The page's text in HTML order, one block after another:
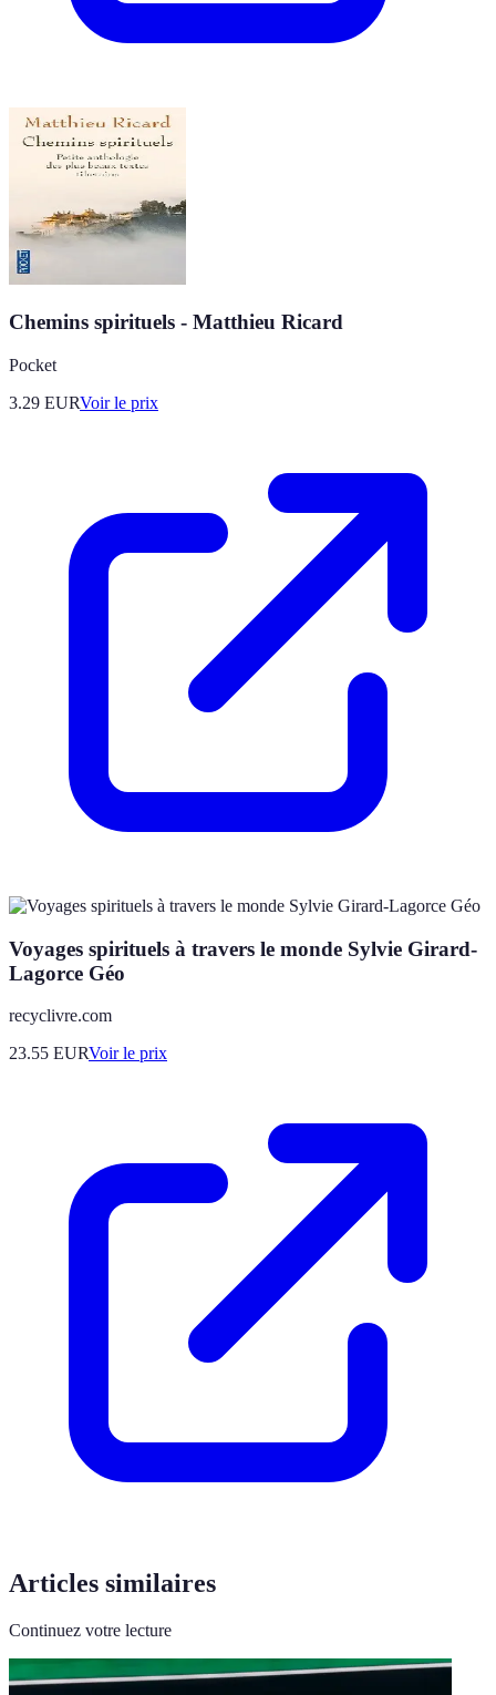
Chemins spirituels - Matthieu Ricard
Pocket
3.29 EURVoir le prix
Voyages spirituels à travers le monde Sylvie Girard-
Lagorce Géo
recyclivre.com
23.55 EURVoir le prix
Articles similaires
Continuez votre lecture